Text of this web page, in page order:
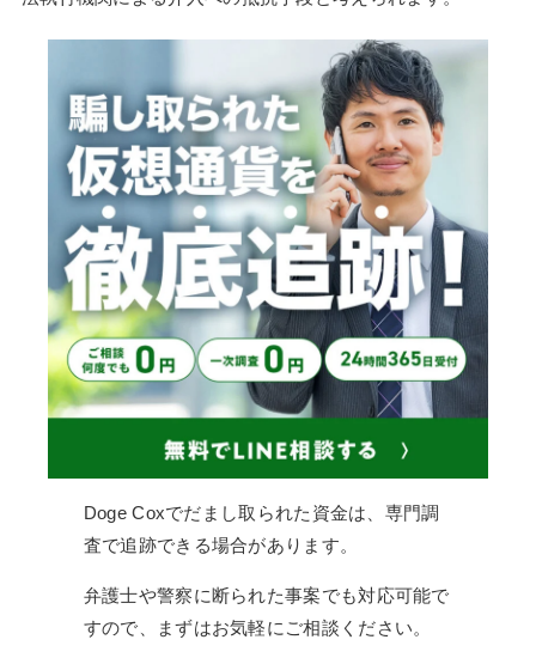
Doge Coxでだまし取られた資金は、専門調
査で追跡できる場合があります。
弁護士や警察に断られた事案でも対応可能で
すので、まずはお気軽にご相談ください。